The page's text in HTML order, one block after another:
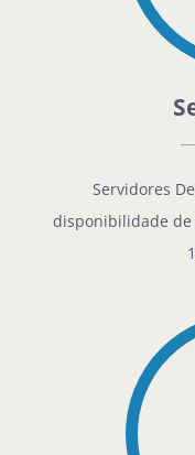
Servidores
disponibilidade